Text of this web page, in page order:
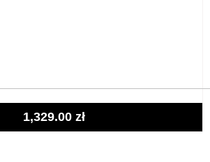
1,329.00 zł